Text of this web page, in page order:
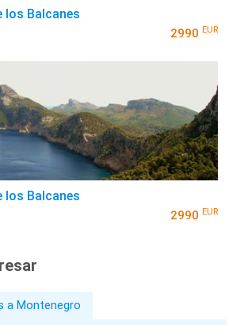
los Balcanes
2990 EUR
los Balcanes
2990 EUR
a Montenegro